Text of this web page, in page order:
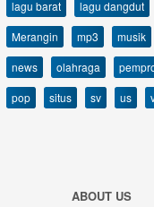
lagu barat
lagu dangdut
Merangin
mp3 musik
news
olahraga
pop
situs sv us
ABOUT US